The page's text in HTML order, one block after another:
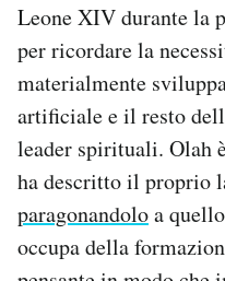
Leone XIV durante la
per ricordare la
materialmente
artificiale e il resto
leader spirituali. Olah
ha descritto il proprio
paragonandoloa
occupa della